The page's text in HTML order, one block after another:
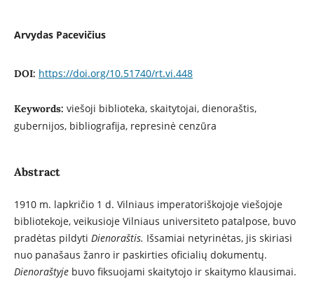
Arvydas Pacevičius
DOI: https://doi.org/10.51740/rt.vi.448
Keywords: viešoji biblioteka, skaitytojai, dienoraštis,
gubernijos, bibliografija, represinė cenzūra
Abstract
1910 m. lapkričio 1 d. Vilniaus imperatoriškojoje viešojoje
bibliotekoje, veikusioje Vilniaus universiteto patalpose, buvo
pradėtas pildyti Dienoraštis. Išsamiai netyrinėtas, jis skiriasi
nuo panašaus žanro ir paskirties oficialių dokumen­tų.
Dienoraštyje buvo fiksuojami skaitytojo ir skaitymo klausimai.